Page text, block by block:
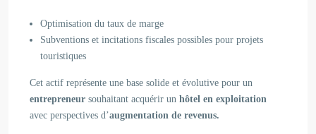
Optimisation du taux de marge
Subventions et incitations fiscales possibles pour projets
touristiques
Cet actif représente une base solide et évolutive pour un
entrepreneur souhaitant acquérir un hôtel en exploitation
avec perspectives d’augmentation de revenus.